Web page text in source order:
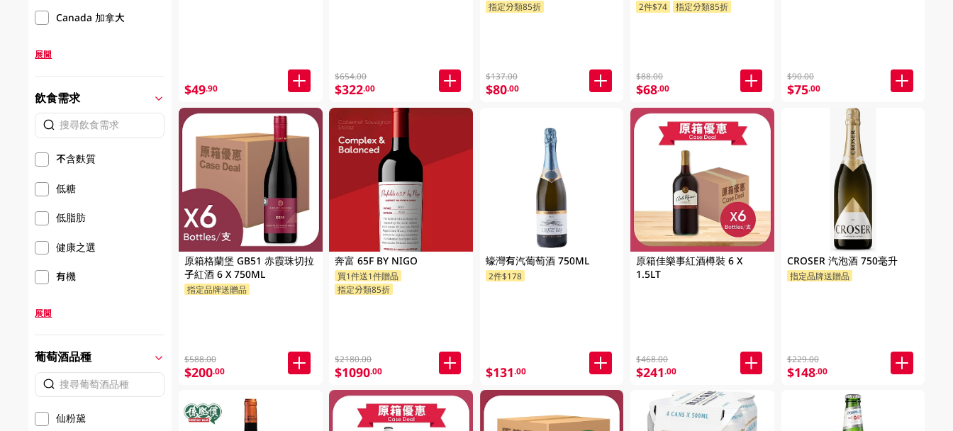
Canada 加拿大
展開
飲食需求
不含麩質
低糖
低脂肪
健康之選
有機
展開
葡萄酒品種
仙粉黛
$49.90
$654.00
$322.00
指定分類85折
$137.00
$80.00
2件$74 指定分類85折
$88.00
$68.00
$90.00
$75.00
原箱格蘭堡 GB51 赤霞珠切拉
子紅酒 6 X 750ML
指定品牌送贈品
$588.00
$200.00
奔富 65F BY NIGO
買1件送1件贈品
指定品牌送贈品
指定分類85折
$2180.00
$1090.00
蠔灣有汽葡萄酒 750ML
2件$178
$131.00
原箱佳樂事紅酒樽裝 6 X
1.5LT
$468.00
$241.00
CROSER 汽泡酒 750毫升
指定品牌送贈品
$229.00
$148.00